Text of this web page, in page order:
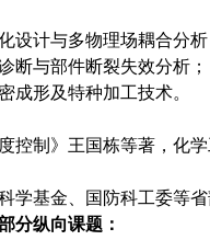
设计与多物理场耦合分析
断与部件断裂失效分析；
成形及特种加工技术。
控制》王国栋等著，化
学基金、国防科工委等
分纵向课题：